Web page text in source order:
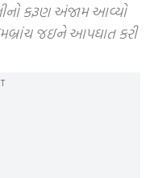
કરૂણ અંજામ આવ્યો
જઇને આપઘાત કરી